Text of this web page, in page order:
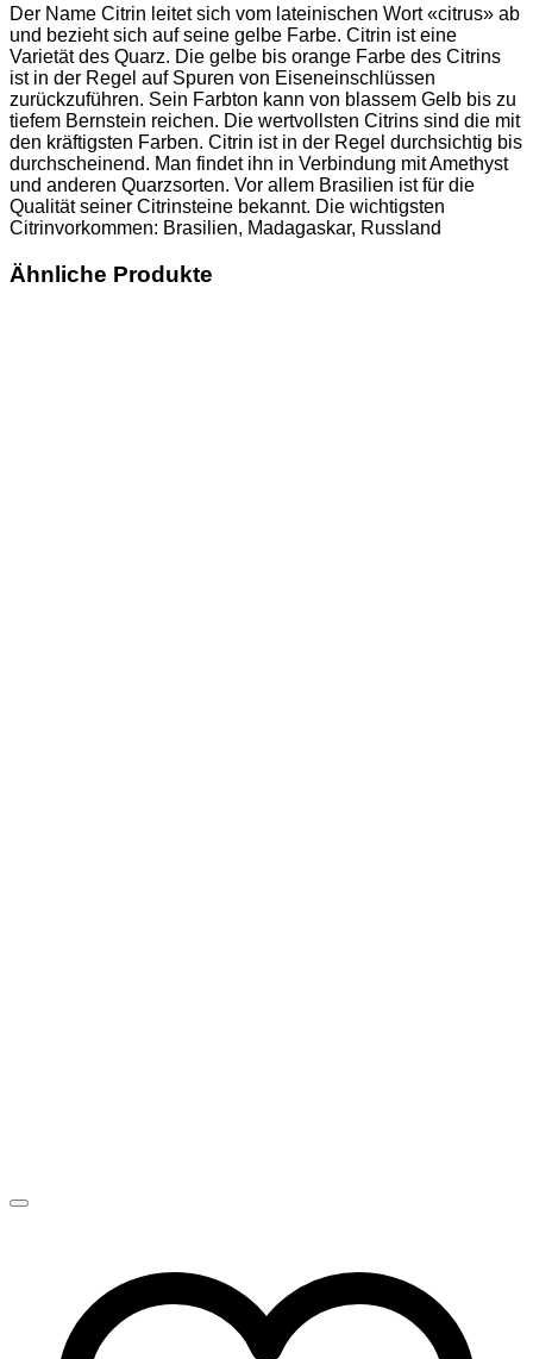
Der Name Citrin leitet sich vom lateinischen Wort «citrus» ab
und bezieht sich auf seine gelbe Farbe. Citrin ist eine
Varietät des Quarz. Die gelbe bis orange Farbe des Citrins
ist in der Regel auf Spuren von Eiseneinschlüssen
zurückzuführen. Sein Farbton kann von blassem Gelb bis zu
tiefem Bernstein reichen. Die wertvollsten Citrins sind die mit
den kräftigsten Farben. Citrin ist in der Regel durchsichtig bis
durchscheinend. Man findet ihn in Verbindung mit Amethyst
und anderen Quarzsorten. Vor allem Brasilien ist für die
Qualität seiner Citrinsteine bekannt. Die wichtigsten
Citrinvorkommen: Brasilien, Madagaskar, Russland
Ähnliche Produkte